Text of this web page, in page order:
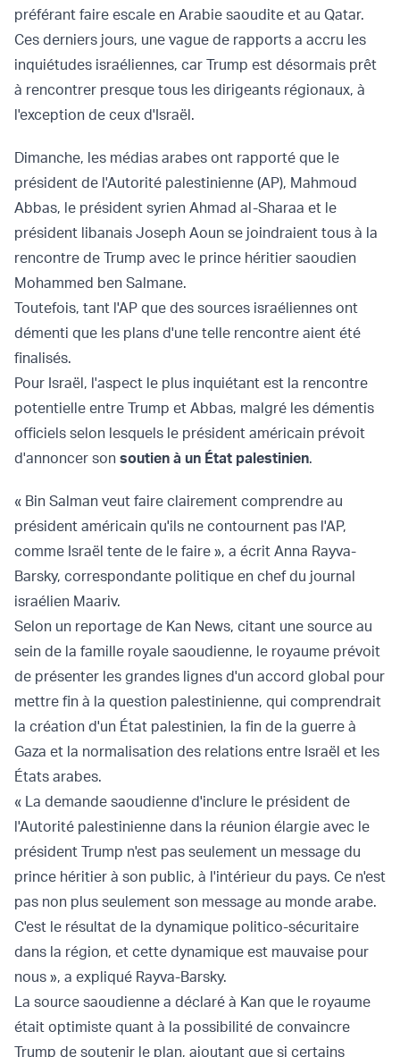
préférant faire escale en Arabie saoudite et au Qatar.
Ces derniers jours, une vague de rapports a accru les
inquiétudes israéliennes, car Trump est désormais prêt
à rencontrer presque tous les dirigeants régionaux, à
l'exception de ceux d'Israël.
Dimanche, les médias arabes ont rapporté que le
président de l'Autorité palestinienne (AP), Mahmoud
Abbas, le président syrien Ahmad al-Sharaa et le
président libanais Joseph Aoun se joindraient tous à la
rencontre de Trump avec le prince héritier saoudien
Mohammed ben Salmane.
Toutefois, tant l'AP que des sources israéliennes ont
démenti que les plans d'une telle rencontre aient été
finalisés.
Pour Israël, l'aspect le plus inquiétant est la rencontre
potentielle entre Trump et Abbas, malgré les démentis
officiels selon lesquels le président américain prévoit
d'annoncer son soutien à un État palestinien.
« Bin Salman veut faire clairement comprendre au
président américain qu'ils ne contournent pas l'AP,
comme Israël tente de le faire », a écrit Anna Rayva-
Barsky, correspondante politique en chef du journal
israélien Maariv.
Selon un reportage de Kan News, citant une source au
sein de la famille royale saoudienne, le royaume prévoit
de présenter les grandes lignes d'un accord global pour
mettre fin à la question palestinienne, qui comprendrait
la création d'un État palestinien, la fin de la guerre à
Gaza et la normalisation des relations entre Israël et les
États arabes.
« La demande saoudienne d'inclure le président de
l'Autorité palestinienne dans la réunion élargie avec le
président Trump n'est pas seulement un message du
prince héritier à son public, à l'intérieur du pays. Ce n'est
pas non plus seulement son message au monde arabe.
C'est le résultat de la dynamique politico-sécuritaire
dans la région, et cette dynamique est mauvaise pour
nous », a expliqué Rayva-Barsky.
La source saoudienne a déclaré à Kan que le royaume
était optimiste quant à la possibilité de convaincre
Trump de soutenir le plan, ajoutant que si certains